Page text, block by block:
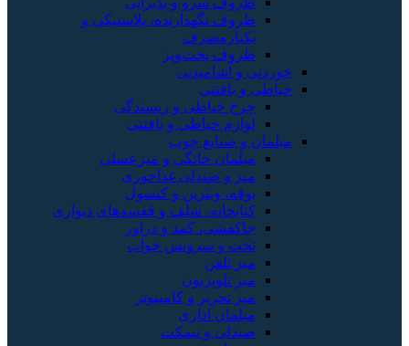
ظروف نگهدارنده، پلاستیکی و
یکبارمصرف
ظروف پخت‌وپز
خوردنی و آشامیدنی
خیاطی و بافتنی
چرخ خیاطی و ریسندگی
لوازم خیاطی و بافتنی
مبلمان و صنایع چوب
مبلمان خانگی و میزعسلی
میز و صندلی غذاخوری
بوفه، ویترین و کنسول
کتابخانه، شلف و قفسه‌های دیواری
جاکفشی، کمد و دراور
تخت و سرویس خواب
میز تلفن
میز تلویزیون
میز تحریر و کامپیوتر
مبلمان اداری
صندلی و نیمکت